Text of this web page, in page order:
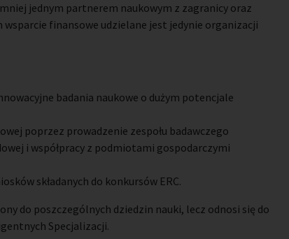
jednym partnerem naukowym z zagranicy oraz
finansowe udzielane jest jedynie organizacji
badania naukowe o dużym potencjale
poprzez prowadzenie zespołu badawczego
i współpracy z podmiotami gospodarczymi
składanych do konkursów ERC.
do poszczególnych dziedzin nauki, lecz odnosi się do
Specjalizacji.